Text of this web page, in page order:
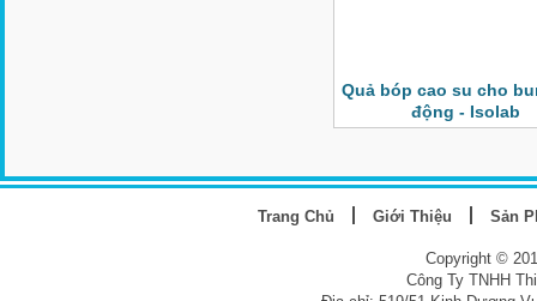
Quả bóp cao su cho
động - Isolab
Trang Chủ Giới Thiệu Sản
Copyright ©
Công Ty TNHH